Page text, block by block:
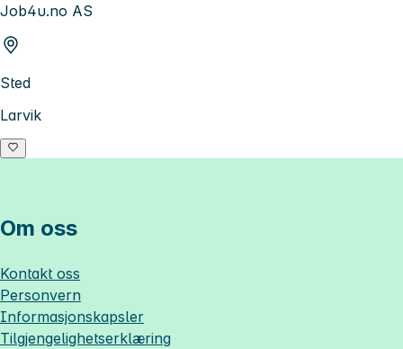
Job4u.no AS
Sted
Larvik
Om oss
Kontakt oss
Personvern
Informasjonskapsler
Tilgjengelighetserklæring